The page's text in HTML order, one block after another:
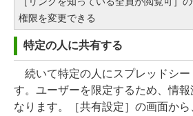
権限を変更できる
特定の人に共有する
続いて特定の人にスプレッドシー
す。ユーザーを限定するため、情報
なります。［共有設定］の画面か